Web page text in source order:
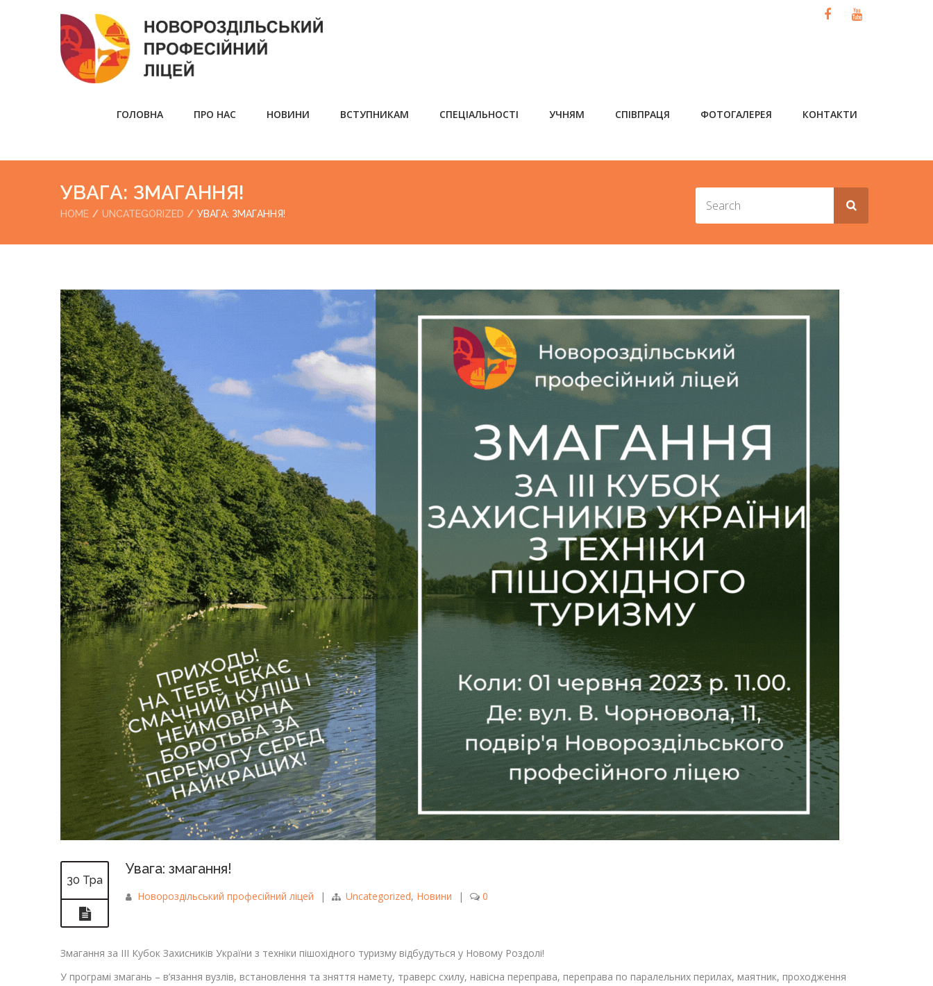
ГОЛОВНА ПРО НАС НОВИНИ ВСТУПНИКАМ СПЕЦІАЛЬНОСТІ УЧНЯМ СПІВПРАЦЯ ФОТОГАЛЕРЕЯ КОНТАКТИ
УВАГА: ЗМАГАННЯ!
HOME UNCATEGORIZED УВАГА: ЗМАГАННЯ!
30 Тра
Увага: змагання!
Новороздільський професійний ліцей | Uncategorized, Новини | 0
Змагання за ІІІ Кубок Захисників України з техніки пішохідного туризму відбудуться у Новому Роздолі!
У програмі змагань – в’язання вузлів, встановлення та зняття намету, траверс схилу, навісна переправа, переправа по паралельних перилах, маятник, проходження